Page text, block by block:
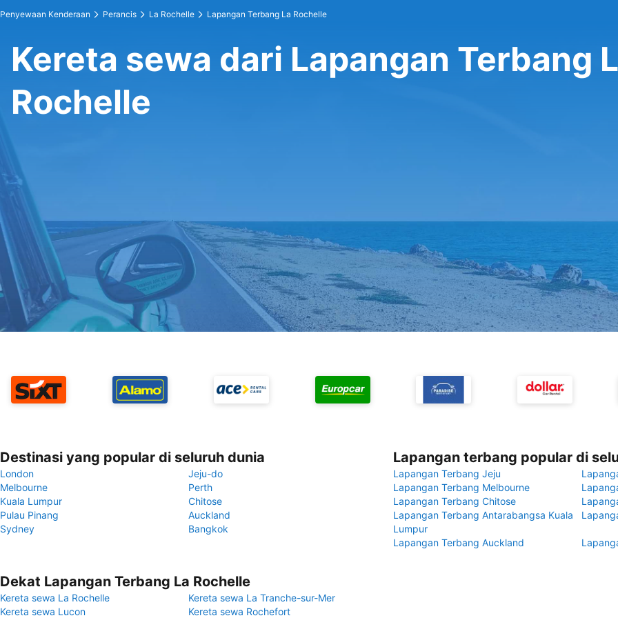
Penyewaan Kenderaan Perancis La Rochelle Lapangan Terbang La Rochelle
Kereta sewa dari Lapangan Terbang
Rochelle
Destinasi yang popular di seluruh dunia
London
Jeju-do
Melbourne
Perth
Kuala Lumpur
Chitose
Pulau Pinang
Auckland
Sydney
Bangkok
Lapangan terbang popular di
Lapangan Terbang Jeju
Lapangan Terbang Melbourne
Lapangan Terbang Chitose
Lapangan Terbang Antarabangsa Kuala
Lumpur
Lapangan Terbang Auckland
Dekat Lapangan Terbang La Rochelle
Kereta sewa La Rochelle
Kereta sewa La Tranche-sur-Mer
Kereta sewa Lucon
Kereta sewa Rochefort